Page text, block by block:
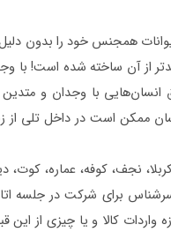
همجنس خود را بدون
بدتر از آن ساخته شده است! با
انسان‌هایی با وجدان و
ممکن است در داخل تلی از
نجف، کوفه، عماره، کوت،
برای شرکت در جلسه
کالا و یا چیزی از این